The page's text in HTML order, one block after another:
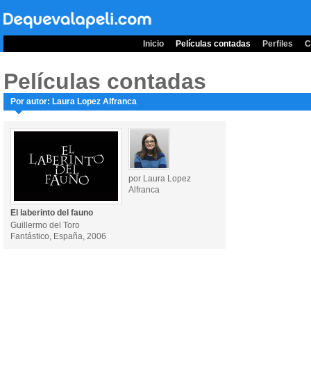
Inicio Películas contadas Perfiles
Películas contadas
Por autor: Laura Lopez Alfranca
por Laura Lopez
Alfranca
El laberinto del fauno
Guillermo del Toro
Fantástico, España, 2006